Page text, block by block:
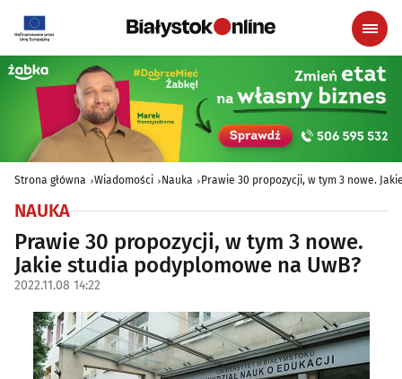
Strona główna Wiadomości Nauka Prawie 30 propozycji, w tym 3 nowe.
NAUKA
Prawie 30 propozycji, w tym 3 nowe.
Jakie studia podyplomowe na UwB?
2022.11.08 14:22